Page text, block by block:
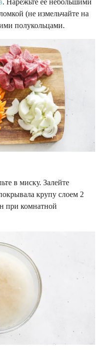
(не измельчайте на
полукольцами.
в миску. Залейте
крупу слоем 2
при комнатной